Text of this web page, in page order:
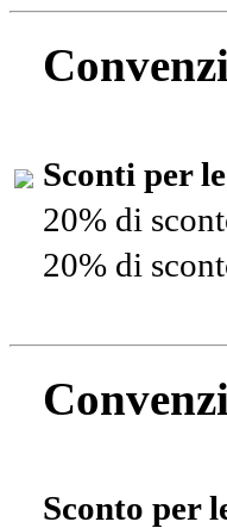
Sconti per
20% di
20% di
Sconto per